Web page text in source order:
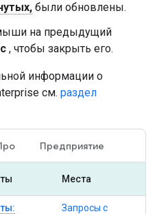
были обновлены.
на предыдущий
, чтобы закрыть его.
информации о
см. раздел
Предприятие
Места
Запросы с